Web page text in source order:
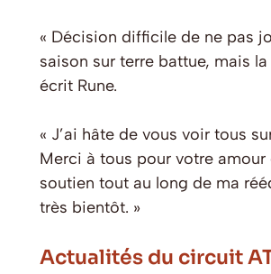
« Décision difficile de ne pas
saison sur terre battue, mais la
écrit Rune.
« J’ai hâte de vous voir tous
Merci à tous pour votre amour
soutien tout au long de ma
très bientôt. »
Actualités du circuit